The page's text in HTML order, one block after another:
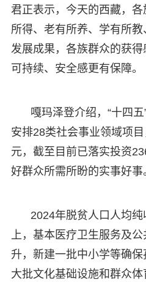
君正表示，今天的西藏，
所得、老有所养、学有所
发展成果，各族群众的获
可持续、安全感更有保障。
嘎玛泽登介绍，“十四
安排28类社会事业领域项
元，截至目前已落实投资
好群众所需所盼的实事好事
2024年脱贫人口人均
上，基本医疗卫生服务及
升，新建一批中小学等确保
大批文化基础设施和群众